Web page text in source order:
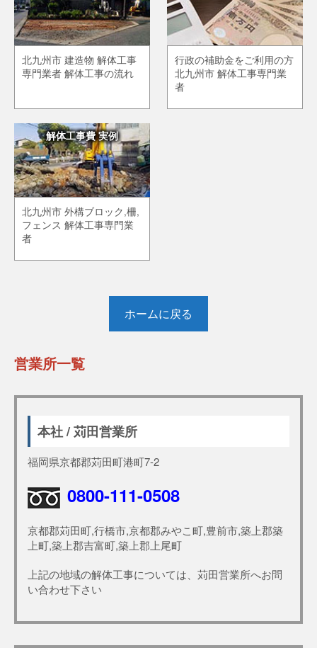
北九州市 建造物 解体工事
専門業者 解体工事の流れ
行政の補助金をご利用の方
北九州市 解体工事専門業
者
解体工事費 実例
北九州市 外構ブロック,柵,
フェンス 解体工事専門業
者
ホームに戻る
営業所一覧
本社 / 苅田営業所
福岡県京都郡苅田町港町7-2
0800-111-0508
京都郡苅田町,行橋市,京都郡みやこ町,豊前市,築上郡築
上町,築上郡吉富町,築上郡上尾町
上記の地域の解体工事については、苅田営業所へお問
い合わせ下さい